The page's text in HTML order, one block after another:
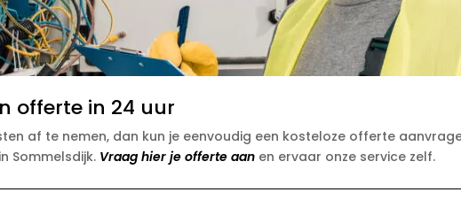
offerte in 24 uur
af te nemen, dan kun je eenvoudig een kosteloze offerte
Sommelsdijk. Vraag hier je offerte aan en ervaar onze service zelf.